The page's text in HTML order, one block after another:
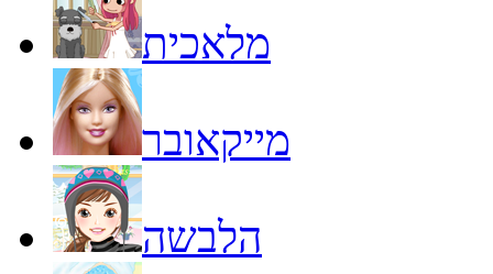
מלאכית
מייקאובר
הלבשה